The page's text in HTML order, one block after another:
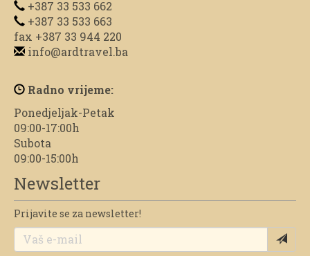
+387 33 533 662
+387 33 533 663
fax +387 33 944 220
info@ardtravel.ba
Radno vrijeme:
Ponedjeljak-Petak
09:00-17:00h
Subota
09:00-15:00h
Newsletter
Prijavite se za newsletter!